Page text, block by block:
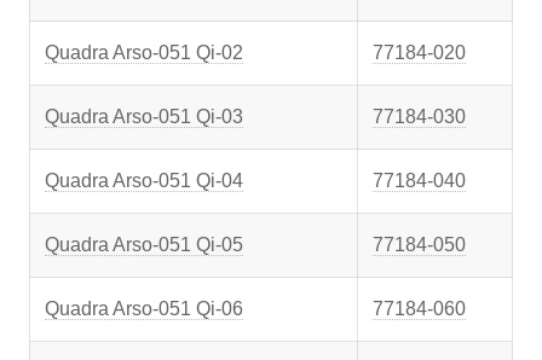
Quadra Arso-051 Qi-02 77184-020
Quadra Arso-051 Qi-03 77184-030
Quadra Arso-051 Qi-04 77184-040
Quadra Arso-051 Qi-05 77184-050
Quadra Arso-051 Qi-06 77184-060